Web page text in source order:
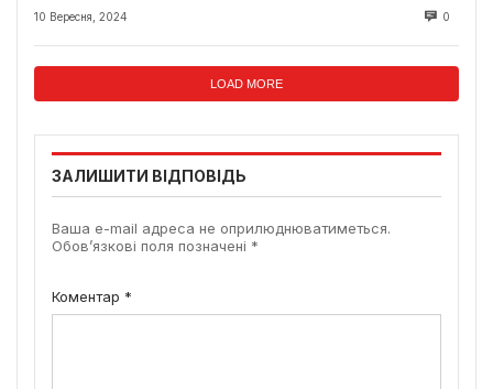
10 Вересня, 2024 0
LOAD MORE
ЗАЛИШИТИ ВІДПОВІДЬ
Ваша e-mail адреса не оприлюднюватиметься.
Обов’язкові поля позначені *
Коментар *